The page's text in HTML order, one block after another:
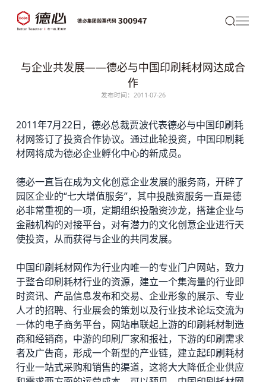
与企业共发展——德必与中国印刷耗材网达成合
作
发布时间：2011-07-26
2011年7月22日，德必总裁贾波代表德必与中国印刷耗
材网签订了投资合作协议。通过此轮投资，中国印刷耗
材网将成为德必企业孵化中心的新成员。
德必一直旨在成为文化创意企业发展的服务商，开辟了
园区企业的“七大增值服务”，其中投融资服务一直是德
必非常重视的一项，定期组织投融资沙龙，搭建企业与
金融机构的对接平台，对有潜力的文化创意企业进行天
使投资，从而获得与企业的共同发展。
中国印刷耗材网作为行业内唯一的专业门户网站，致力
于整合印刷耗材行业的资源，建立一个集海量的行业即
时资讯、产品信息发布和交易、企业形象的展示、专业
人才的招聘、行业展会的策划以及行业技术论坛交流为
一体的电子商务平台，网站串联起上游的印刷耗材制造
商和经销商，中游的印刷厂家和报社，下游的印刷需求
者及广告商，形成一个新型的产业链，建立起印刷耗材
行业一站式采购和销售的渠道，这将大大降低企业供应